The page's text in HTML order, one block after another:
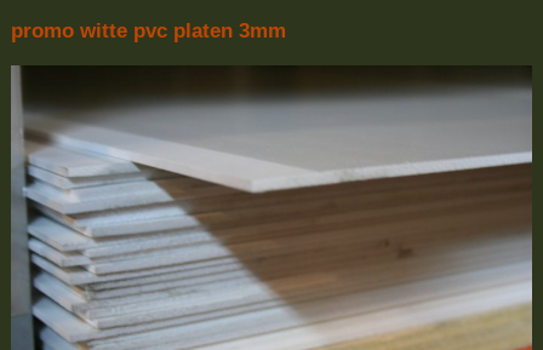
promo witte pvc platen 3mm